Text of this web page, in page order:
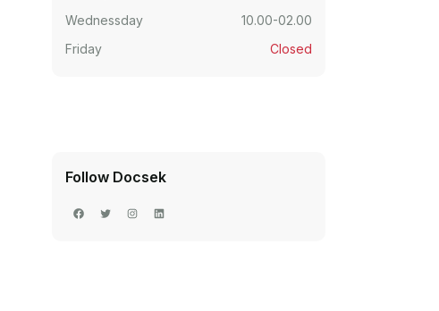
Wednessday
10.00-02.00
Friday
Closed
Follow Docsek